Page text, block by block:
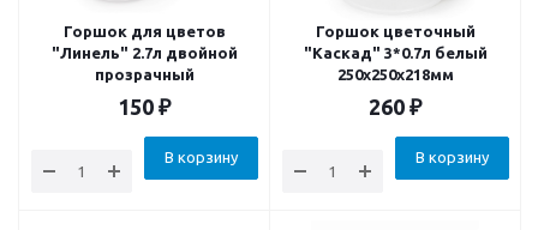
Горшок для цветов
"Линель" 2.7л двойной
прозрачный
150 ₽
В корзину
Горшок цветочный
"Каскад" 3*0.7л белый
250х250х218мм
260 ₽
В корзину